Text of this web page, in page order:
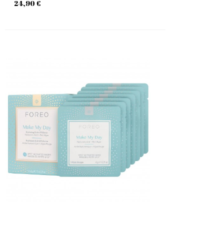
24,90 €